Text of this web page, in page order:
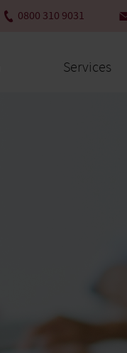
0800 310 9031
Services